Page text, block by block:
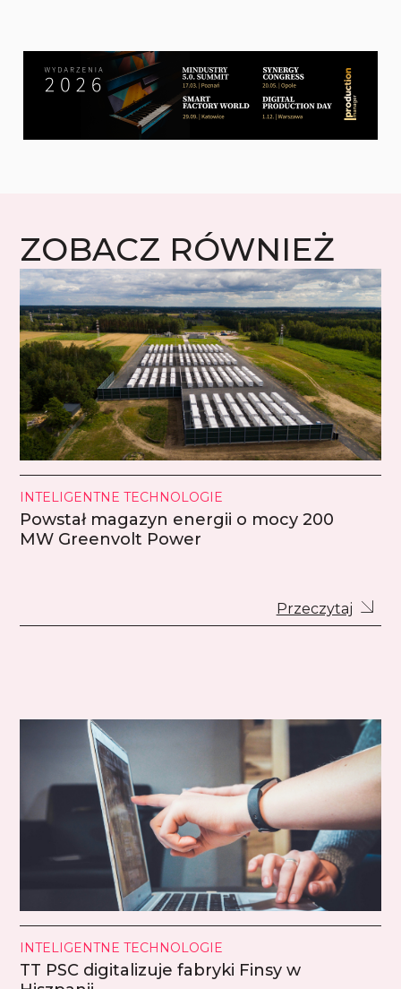
ZOBACZ RÓWNIEŻ
INTELIGENTNE TECHNOLOGIE
Powstał magazyn energii o mocy 200
MW Greenvolt Power
Przeczytaj
INTELIGENTNE TECHNOLOGIE
TT PSC digitalizuje fabryki Finsy w